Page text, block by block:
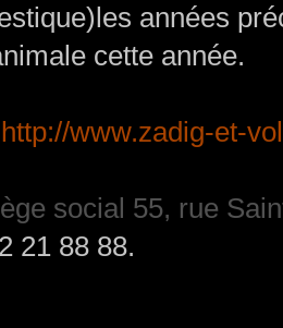
années
cette année.
http://www.zadig-et-
social 55, rue
21 88 88.